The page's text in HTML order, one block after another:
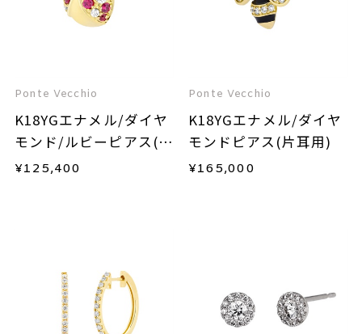
Ponte Vecchio
K18YGエナメル/ダイヤ
モンド/ルビーピアス(片
耳用)
¥125,400
Ponte Vecchio
K18YGエナメル/ダイヤ
モンドピアス(片耳用)
¥165,000